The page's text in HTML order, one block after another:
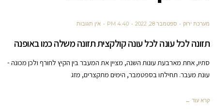
מערכת ירוק ספטמבר 28, 2022 4:40 PM אין תגובות
תזונה לכל עונה לכל עונה קולקצית תזונה משלה כמו באופנה
סתיו, אחת מארבעת עונות השנה, מציין את המעבר בין הקיץ לחורף ולכן מכונה -
עונת מעבר. תחילתו בספטמבר, הימים מתקצרים, מזג
קרא עוד ←